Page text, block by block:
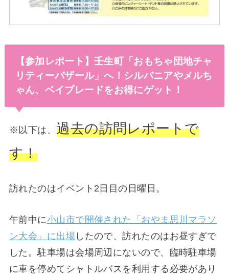
【参加レポート】壬生町「おもちゃ団地チャ
リティーバザール」へ！シルバニアやメルち
ゃん、ベイブレードをお得にゲット！
※以下は、 過去の訪問レポートで
す！
訪れたのはイベント2日目の日曜日。
午前中に小山市で開催された「おやま思川マラソ
ン大会」に出場 したので、訪れたのはお昼すぎで
した。駐車場は会場周辺にないので、臨時駐車場
に車を停めてシャトルバスを利用する必要があり